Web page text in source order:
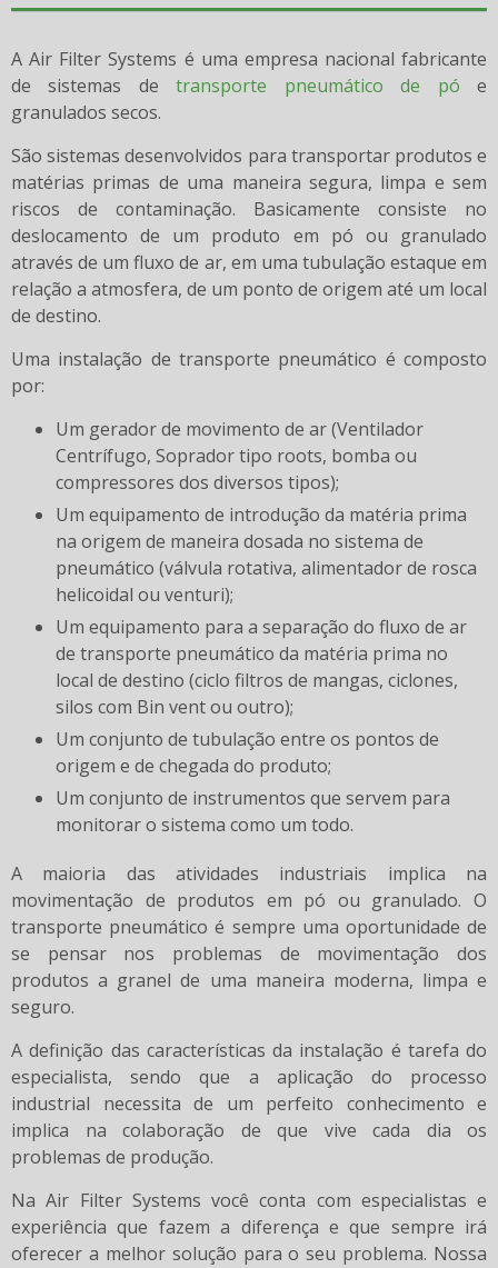
A Air Filter Systems é uma empresa nacional fabricante
de sistemas detransporte pneumático de pó e
granulados secos.
São sistemas desenvolvidos para transportar produtos e
matérias primas de uma maneira segura, limpa e sem
riscos de contaminação. Basicamente consiste no
deslocamento de um produto em pó ou granulado
através de um fluxo de ar, em uma tubulação estaque em
relação a atmosfera, de um ponto de origem até um local
de destino.
Uma instalação de transporte pneumático é composto
por:
Um gerador de movimento de ar (Ventilador
Centrífugo, Soprador tipo roots, bomba ou
compressores dos diversos tipos);
Um equipamento de introdução da matéria prima
na origem de maneira dosada no sistema de
pneumático (válvula rotativa, alimentador de rosca
helicoidal ou venturi);
Um equipamento para a separação do fluxo de ar
de transporte pneumático da matéria prima no
local de destino (ciclo filtros de mangas, ciclones,
silos com Bin vent ou outro);
Um conjunto de tubulação entre os pontos de
origem e de chegada do produto;
Um conjunto de instrumentos que servem para
monitorar o sistema como um todo.
A maioria das atividades industriais implica na
movimentação de produtos em pó ou granulado. O
transporte pneumático é sempre uma oportunidade de
se pensar nos problemas de movimentação dos
produtos a granel de uma maneira moderna, limpa e
seguro.
A definição das características da instalação é tarefa do
especialista, sendo que a aplicação do processo
industrial necessita de um perfeito conhecimento e
implica na colaboração de que vive cada dia os
problemas de produção.
Na Air Filter Systems você conta com especialistas e
experiência que fazem a diferença e que sempre irá
oferecer a melhor solução para o seu problema. Nossa